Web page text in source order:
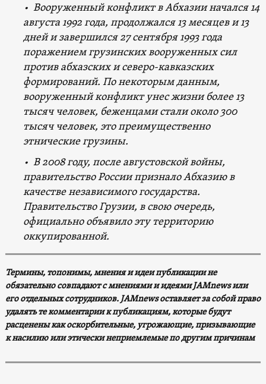
• Вооруженный конфликт в Абхазии начался 14
августа 1992 года, продолжался 13 месяцев и 13
дней и завершился 27 сентября 1993 года
поражением грузинских вооруженных сил
против абхазских и северо-кавказских
формирований. По некоторым данным,
вооруженный конфликт унес жизни более 13
тысяч человек, беженцами стали около 300
тысяч человек, это преимущественно
этнические грузины.
• В 2008 году, после августовской войны,
правительство России признало Абхазию в
качестве независимого государства.
Правительство Грузии, в свою очередь,
официально объявило эту территорию
оккупированной.
Термины, топонимы, мнения и идеи публикации не
обязательно совпадают с мнениями и идеями JAMnews или
его отдельных сотрудников. JAMnews оставляет за собой право
удалять те комментарии к публикациям, которые будут
расценены как оскорбительные, угрожающие, призывающие
к насилию или этически неприемлемые по другим причинам